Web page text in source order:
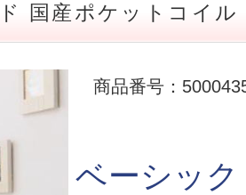
国産ポケットコイル
商品番号：
ベーシッ